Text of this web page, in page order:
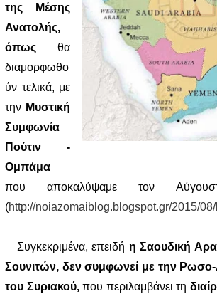
της Μέσης
Ανατολής,
όπως θα
διαμορφωθο
ύν τελικά, με
την Μυστική
Συμφωνία
Πούτιν -
Ομπάμα
που αποκαλύψαμε τον
(http://noiazomaiblog.blogspot.gr/2015/
Συγκεκριμένα, επειδή η Σαουδική
Σουνιτών, δεν συμφωνεί με την Ρωσο-
του Συριακού, που περιλαμβάνει τη